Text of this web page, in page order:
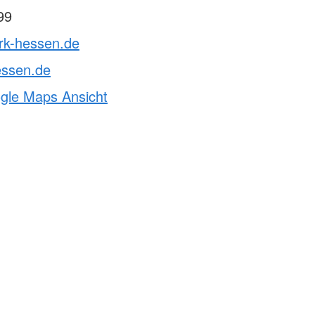
hessen.de
Maps Ansicht